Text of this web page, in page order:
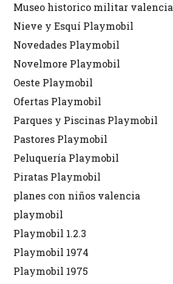
Museo historico militar valencia
Nieve y Esquí Playmobil
Novedades Playmobil
Novelmore Playmobil
Oeste Playmobil
Ofertas Playmobil
Parques y Piscinas Playmobil
Pastores Playmobil
Peluquería Playmobil
Piratas Playmobil
planes con niños valencia
playmobil
Playmobil 1.2.3
Playmobil 1974
Playmobil 1975